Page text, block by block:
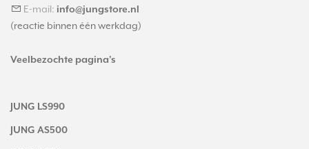
E-mail: info@jungstore.nl
(reactie binnen één werkdag)
Veelbezochte pagina's
JUNG LS990
JUNG AS500